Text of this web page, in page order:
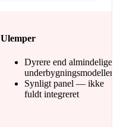
Ulemper
Dyrere end almindelige
underbygningsmodeller
Synligt panel — ikke
fuldt integreret